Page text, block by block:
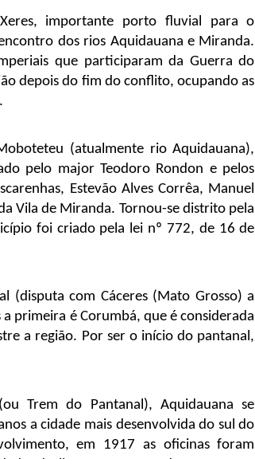
importante porto fluvial para o
dos rios Aquidauana e Miranda.
que participaram da Guerra do
depois do fim do conflito, ocupando as
(atualmente rio Aquidauana),
pelo major Teodoro Rondon e pelos
Estevão Alves Corrêa, Manuel
Vila de Miranda. Tornou-se distrito pela
foi criado pela lei nº 772, de 16 de
(disputa com Cáceres (Mato Grosso) a
primeira é Corumbá, que é considerada
a região. Por ser o início do pantanal,
Trem do Pantanal), Aquidauana se
a cidade mais desenvolvida do sul do
em 1917 as oficinas foram